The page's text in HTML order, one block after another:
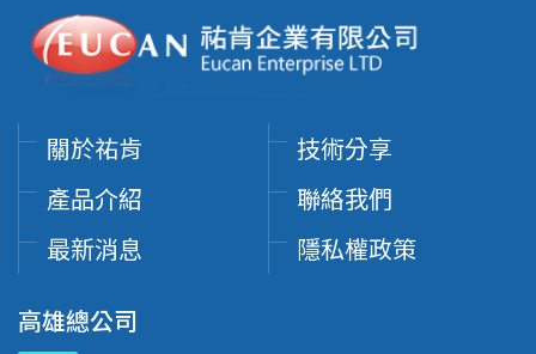
關於祐肯
產品介紹
最新消息
技術分享
聯絡我們
隱私權政策
高雄總公司